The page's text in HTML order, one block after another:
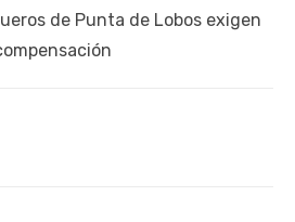
de Punta de Lobos exigen